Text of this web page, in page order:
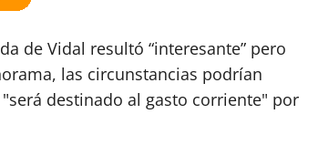
de Vidal resultó “interesante” pero
las circunstancias podrían
destinado al gasto corriente" por